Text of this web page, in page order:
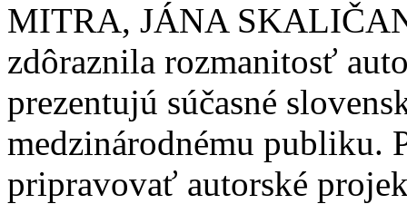
MITRA, JÁNA
zdôraznila rozmanitosť
prezentujú súčasné
medzinárodnému publiku.
pripravovať autorské